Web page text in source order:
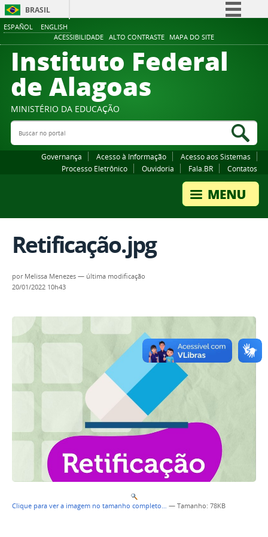
ESPAÑOL ENGLISH
ACESSIBILIDADE ALTO CONTRASTE MAPA DO SITE
BRASIL
Comunica BR
Participe
Canais
Instituto Federal
de Alagoas
MINISTÉRIO DA EDUCAÇÃO
Buscar no portal
Governança Acesso à Informação
Acesso aos Sistemas
Processo Eletrônico
Ouvidoria Fala.BR Contatos
Retificação.jpg
por Melissa Menezes — última modificação
20/01/2022 10h43
Clique para ver a imagem no tamanho completo… — Tamanho: 78KB